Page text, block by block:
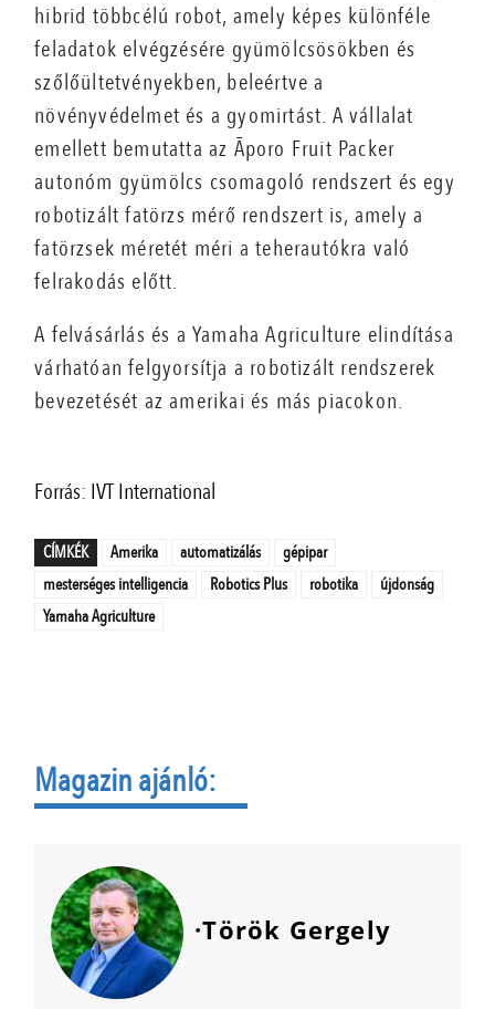
hibrid többcélú robot, amely képes különféle
feladatok elvégzésére gyümölcsösökben és
szőlőültetvényekben, beleértve a
növényvédelmet és a gyomirtást. A vállalat
emellett bemutatta az Āporo Fruit Packer
autonóm gyümölcs csomagoló rendszert és egy
robotizált fatörzs mérő rendszert is, amely a
fatörzsek méretét méri a teherautókra való
felrakodás előtt.
A felvásárlás és a Yamaha Agriculture elindítása
várhatóan felgyorsítja a robotizált rendszerek
bevezetését az amerikai és más piacokon.
Forrás: IVT International
CÍMKÉK Amerika automatizálás
gépipar
mesterséges intelligencia
Robotics Plus robotika
újdonság
Yamaha Agriculture
Magazin ajánló:
·Török Gergely